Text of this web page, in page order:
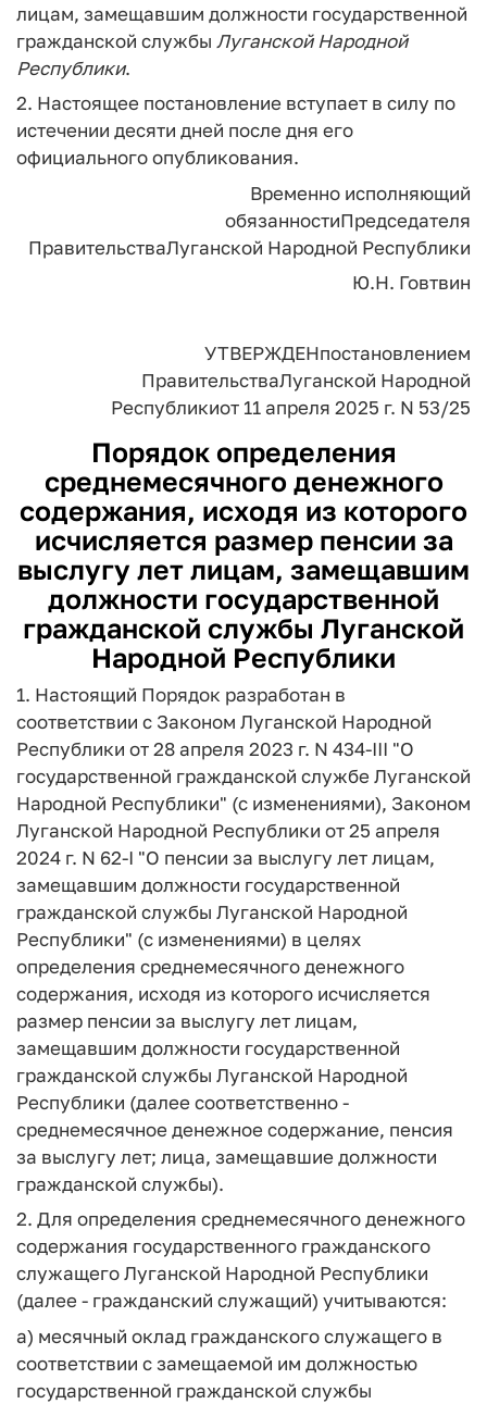
лицам, замещавшим должности государственной
гражданской службы Луганской Народной
Республики.
2. Настоящее постановление вступает в силу по
истечении десяти дней после дня его
официального опубликования.
Временно исполняющий
обязанностиПредседателя
ПравительстваЛуганской Народной Республики
Ю.Н. Говтвин
УТВЕРЖДЕНпостановлением
ПравительстваЛуганской Народной
Республикиот 11 апреля 2025 г. N 53/25
Порядокопределения
среднемесячного денежного
содержания, исходя из которого
исчисляется размер пенсии за
выслугу лет лицам, замещавшим
должности государственной
гражданской службы Луганской
Народной Республики
1. Настоящий Порядок разработан в
соответствии с Законом Луганской Народной
Республики от 28 апреля 2023 г. N 434-III "О
государственной гражданской службе Луганской
Народной Республики" (с изменениями), Законом
Луганской Народной Республики от 25 апреля
2024 г. N 62-I "О пенсии за выслугу лет лицам,
замещавшим должности государственной
гражданской службы Луганской Народной
Республики" (с изменениями) в целях
определения среднемесячного денежного
содержания, исходя из которого исчисляется
размер пенсии за выслугу лет лицам,
замещавшим должности государственной
гражданской службы Луганской Народной
Республики (далее соответственно -
среднемесячное денежное содержание, пенсия
за выслугу лет; лица, замещавшие должности
гражданской службы).
2. Для определения среднемесячного денежного
содержания государственного гражданского
служащего Луганской Народной Республики
(далее - гражданский служащий) учитываются:
а) месячный оклад гражданского служащего в
соответствии с замещаемой им должностью
государственной гражданской службы